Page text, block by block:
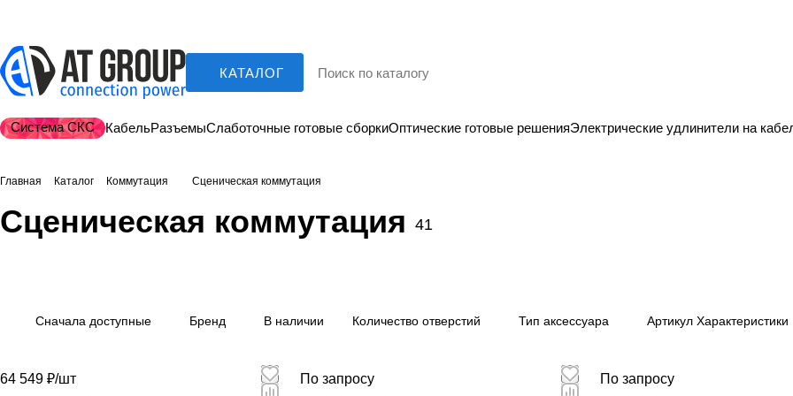
КАТАЛОГ
Система СКС КабельРазъемыСлаботочные готовые сборкиОптические готовые решенияЭлектрические удлинители на
Главная Каталог Коммутация Сценическая коммутация
Сценическая коммутация 41
DANTE интерфейс Аксессуары для железа
Сначала доступные Бренд В наличии Количество отверстий Тип аксессуара Артикул Характеристики
64 549 ₽/шт По запросу По запросу